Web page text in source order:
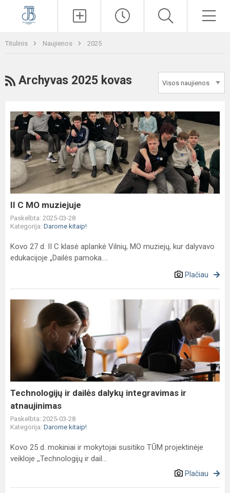
Titulinis Naujienos 2025
RSS
Archyvas 2025 kovas
C
MO
muziejuje
II C MO muziejuje
Paskelbta: 2025-03-28
Kategorija: Darome kitaip!
Kovo 27 d. II C klasė aplankė Vilnių, MO muziejų, kur dalyvavo
edukacijoje „Dailės pamoka....
Plačiau
Technologijų
dailės
integravimas
atnaujinimas
Technologijų ir dailės dalykų integravimas ir
atnaujinimas
Paskelbta: 2025-03-28
Kategorija: Darome kitaip!
Kovo 25 d. mokiniai ir mokytojai susitiko TŪM projektinėje
veikloje ,,Technologijų ir dail...
Plačiau